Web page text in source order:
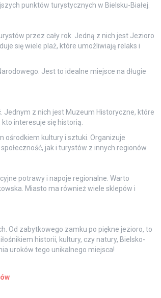
punktów turystycznych w Bielsku-Białej.
przez cały rok. Jedną z nich jest Jezioro
się wiele plaż, które umożliwiają relaks i
Jest to idealne miejsce na długie
Jednym z nich jest Muzeum Historyczne, które
interesuje się historią.
ośrodkiem kultury i sztuki. Organizuje
jak i turystów z innych regionów.
potrawy i napoje regionalne. Warto
Miasto ma również wiele sklepów i
Od zabytkowego zamku po piękne jezioro, to
historii, kultury, czy natury, Bielsko-
uroków tego unikalnego miejsca!